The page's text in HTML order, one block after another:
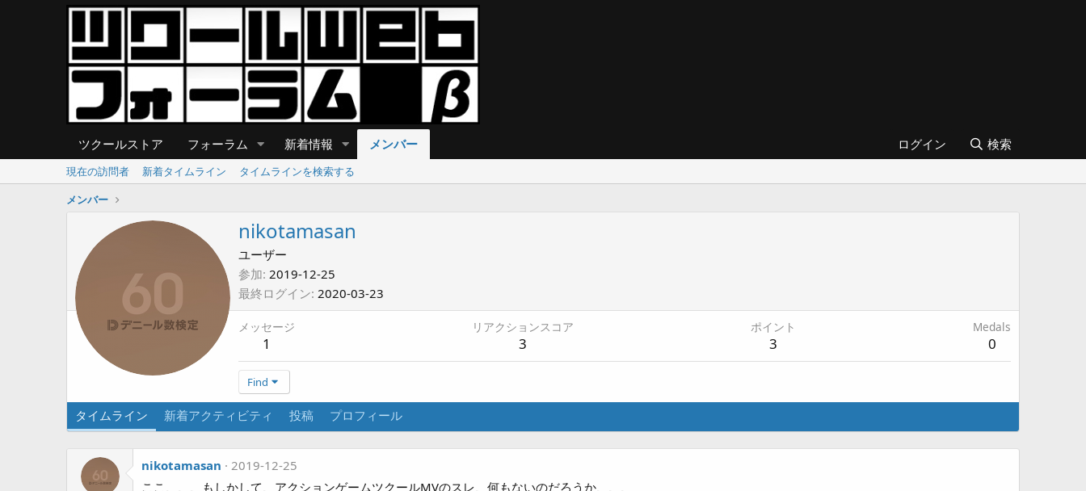
ツクールストア フォーラム 新着情報 メンバー ログイン 検索
現在の訪問者 新着タイムライン
タイムラインを検索する
メンバー
nikotamasan
ユーザー
参加 2019-12-25
最終ログイン 2020-03-23
メッセージ
1
リアクションスコア
3
ポイント
3
Medals
0
Find
タイムライン 新着アクティビティ 投稿 プロフィール
nikotamasan
2019-12-25
ここ、、、もしかして、アクションゲームツクールMVのスレ、何もないのだろうか、、、